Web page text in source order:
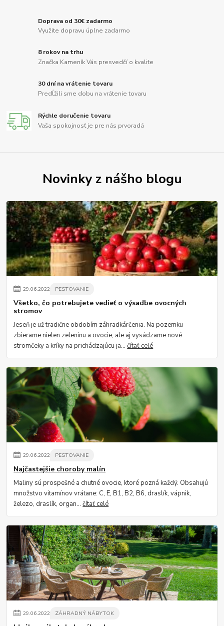
Doprava od 30€ zadarmo
Využite dopravu úplne zadarmo
8 rokov na trhu
Značka Kameník Vás presvedčí o kvalite
30 dní na vrátenie tovaru
Predĺžili sme dobu na vrátenie tovaru
Rýchle doručenie tovaru
Vaša spokojnosť je pre nás prvoradá
Novinky z nášho blogu
29.06.2022 PESTOVANIE
Všetko, čo potrebujete vedieť o výsadbe ovocných
stromov
Jeseň je už tradične obdobím záhradkárčenia. Na pozemku
zbierame nielen zeleninu a ovocie, ale aj vysádzame nové
stromčeky a kríky na prichádzajúcu ja...čítať celé
29.06.2022 PESTOVANIE
Najčastejšie choroby malín
Maliny sú prospešné a chutné ovocie, ktoré pozná každý. Obsahujú
množstvo vitamínov vrátane: C, E, B1, B2, B6, draslík, vápnik,
železo, draslík, organ...čítať celé
29.06.2022 ZÁHRADNÝ NÁBYTOK